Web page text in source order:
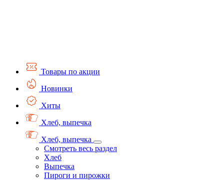
Товары по акции
Новинки
Хиты
Хлеб, выпечка
Хлеб, выпечка
Смотреть весь раздел
Хлеб
Выпечка
Пироги и пирожки